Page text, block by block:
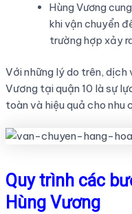
Hùng Vương
khi vận chuyển
trường hợp xảy
Với những lý do trên, dịch
Vương tại quận 10 là sự
toàn và hiệu quả cho nhu
Quy trình các
Hùng Vương